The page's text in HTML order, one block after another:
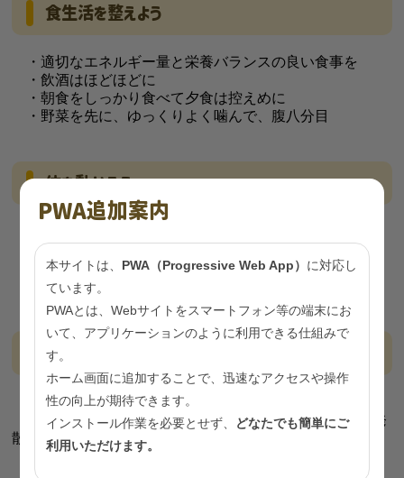
食生活を整えよう
・適切なエネルギー量と栄養バランスの良い食事を
・飲酒はほどほどに
・朝食をしっかり食べて夕食は控えめに
・野菜を先に、ゆっくりよく噛んで、腹八分目
体を動かそう
・休日は掃除や庭仕事などを積極的に
・できるだけ階段を利用
・近所を散歩してみよう
ストレスをためない
・ぬるめのお風呂にゆっくりつかろう
・友人と会ったり外出したり、自分に合ったストレス発
散を
・つらい時は無理せず周りの人や専門家に相談を
・夜更かしせずにぐっすり眠ろう
PWA追加案内
本サイトは、 PWA（Progressive Web App） に対応し
ています。
PWAとは、Webサイトをスマートフォン等の端末にお
いて、アプリケーションのように利用できる仕組みで
す。
ホーム画面に追加することで、迅速なアクセスや操作
性の向上が期待できます。
インストール作業を必要とせず、 どなたでも簡単にご
利用いただけます。